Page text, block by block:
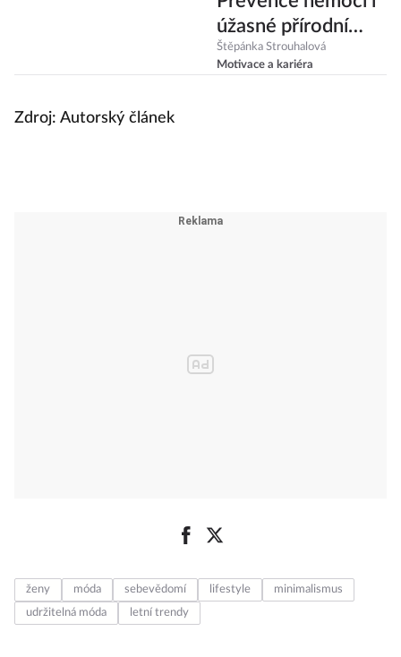
úžasné přírodní
sedativum
Štěpánka Strouhalová
Motivace a kariéra
Zdroj: Autorský článek
ženy móda sebevědomí lifestyle
minimalismus
udržitelná móda
letní trendy